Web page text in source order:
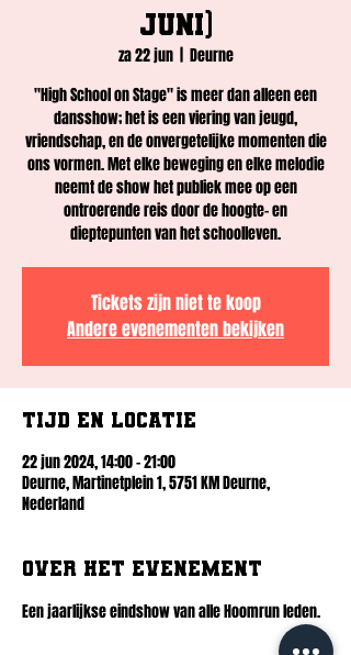
juni)
za 22 jun
  |
Deurne
"High School on Stage" is meer dan alleen een
dansshow; het is een viering van jeugd,
vriendschap, en de onvergetelijke momenten die
ons vormen. Met elke beweging en elke melodie
neemt de show het publiek mee op een
ontroerende reis door de hoogte- en
dieptepunten van het schoolleven.
Tickets zijn niet te koop
Andere evenementen bekijken
Tijd en locatie
22 jun 2024, 14:00 – 21:00
Deurne, Martinetplein 1, 5751 KM Deurne,
Nederland
Over het evenement
Een jaarlijkse eindshow van alle Hoomrun leden.